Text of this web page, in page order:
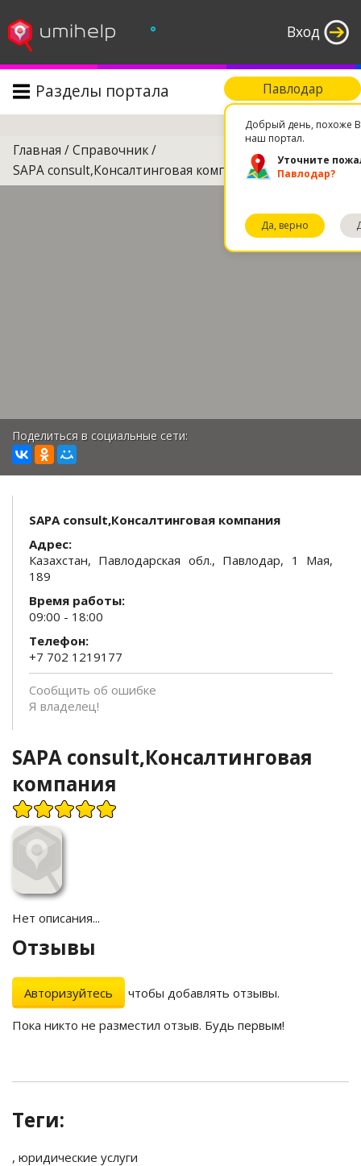
Вход
°
Павлодар
Добрый день, похоже
наш портал.
Уточните
Павлодар?
Да, верно
Разделы портала Поиск
Главная /Справочник/
SAPA consult,Консалтинговая компания
Поделиться в социальные сети:
SAPA consult,Консалтинговая компания
Адрес:
Казахстан, Павлодарская обл., Павлодар, 1 Мая,
189
Время работы:
09:00 - 18:00
Телефон:
+7 702 1219177
Сообщить об ошибке
Я владелец!
SAPA consult,Консалтинговая
компания
Нет описания...
Отзывы
Авторизуйтесь
чтобы добавлять отзывы.
Пока никто не разместил отзыв. Будь первым!
Теги:
, юридические услуги